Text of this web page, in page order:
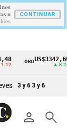
ORO US$3342,60
3 y 6 3 y 6
person search
o
CONTINUAR